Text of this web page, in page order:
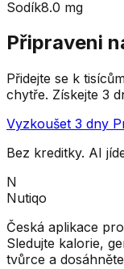
Sodík8.0 mg
Připraveni
Přidejte se k
chytře. Získejte 3
Vyzkoušet 3 dny
Bez kreditky. AI
N
Nutiqo
Česká aplikace
Sledujte kalorie,
tvůrce a